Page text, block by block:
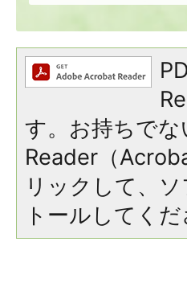
す。お持ちで
Reader（
リックして、
トールしてくだ